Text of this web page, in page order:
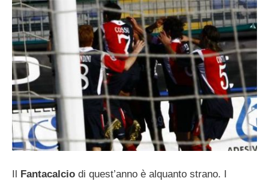
Il Fantacalcio di quest’anno è alquanto strano. I